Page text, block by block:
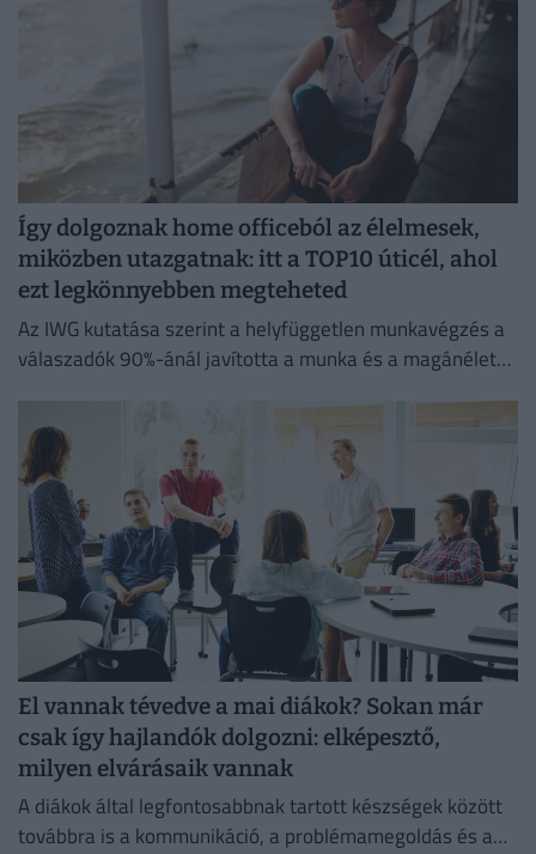
Így dolgoznak home officeból az élelmesek,
miközben utazgatnak: itt a TOP10 úticél, ahol
ezt legkönnyebben megteheted
Az IWG kutatása szerint a helyfüggetlen munkavégzés a
válaszadók 90%-ánál javította a munka és a magánélet
El vannak tévedve a mai diákok? Sokan már
csak így hajlandók dolgozni: elképesztő,
milyen elvárásaik vannak
A diákok által legfontosabbnak tartott készségek között
továbbra is a kommunikáció, a problémamegoldás és a